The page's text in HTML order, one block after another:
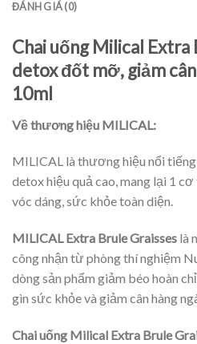
ĐÁNH GIÁ (0)
Chai uống Milical Extra
detox đốt mỡ, giảm
10ml
Về thương hiệu MILICAL:
MILICAL là thương hiệu nổi tiếng
detox hiệu quả cao, mang lại 1
vóc dáng, sức khỏe toàn diện.
MILICAL Extra Brule Graisses là
công nhận từ phòng thí nghiệm
dòng sản phẩm giảm béo hoàn
gìn sức khỏe và giảm cân hàng
Chai uống Milical Extra Brule